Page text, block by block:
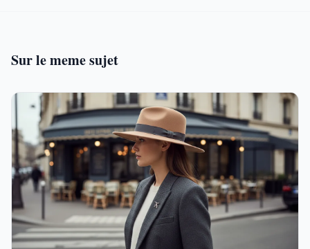
Sur le meme sujet